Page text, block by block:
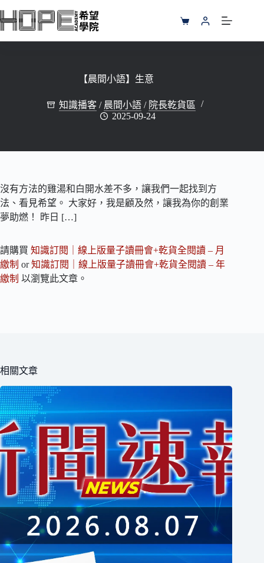
至
購
物
【晨間小語】生意
知識播客 / 晨間小語 / 院長乾貨區
2025-09-24
沒有方法的雞湯和白開水差不多，讓我們一起找到方
法、看見希望。 大家好，我是顧及然，讓我為你的創業
夢助燃！ 昨日 […]
請購買 知識訂閱｜線上版量子讀冊會+乾貨全閱讀 – 月
繳制 or知識訂閱｜線上版量子讀冊會+乾貨全閱讀 – 年
繳制 以瀏覽此文章。
相關文章